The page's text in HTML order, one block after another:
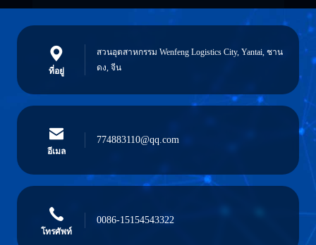
ที่อยู่
สวนอุตสาหกรรม Wenfeng Logistics City, Yantai, ชาน
ดง, จีน
อีเมล
774883110@qq.com
โทรศัพท์
0086-15154543322